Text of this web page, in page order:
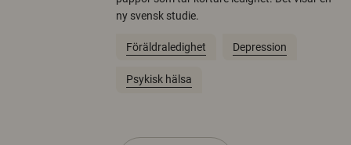
ny svensk studie.
Föräldraledighet Depression
Psykisk hälsa